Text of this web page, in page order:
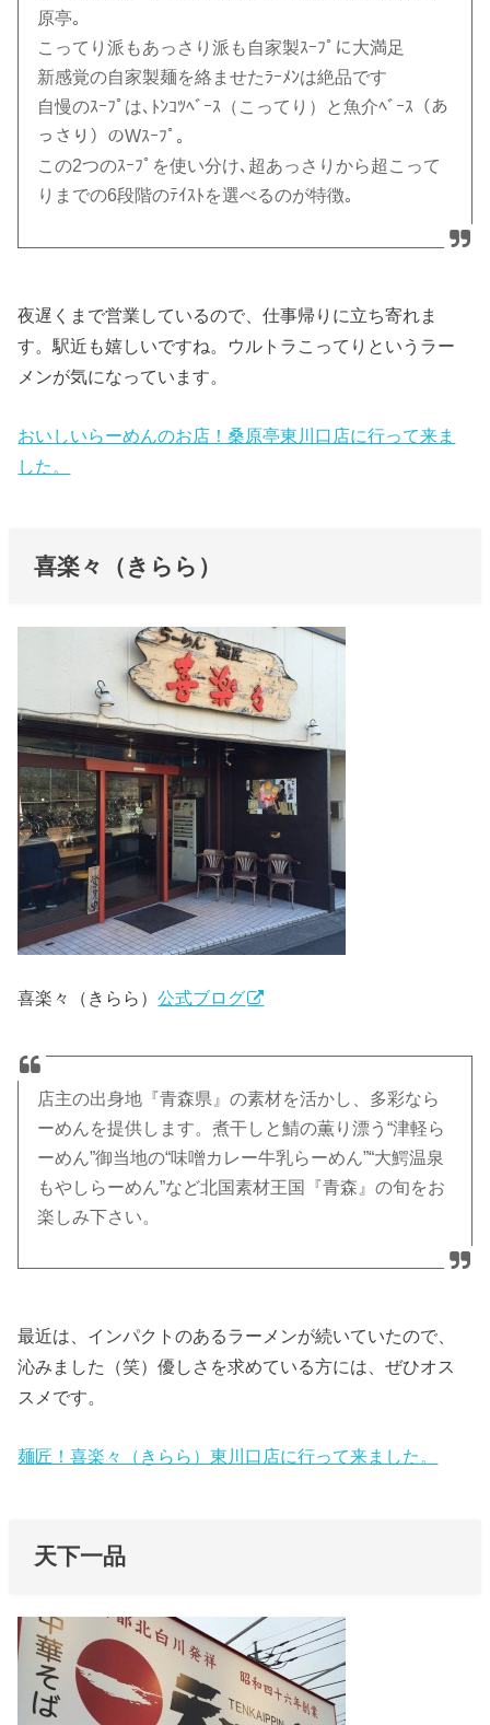
原亭｡
こってり派もあっさり派も自家製ｽｰﾌﾟに大満足
新感覚の自家製麺を絡ませたﾗｰﾒﾝは絶品です
自慢のｽｰﾌﾟは､ﾄﾝｺﾂﾍﾞｰｽ（こってり）と魚介ﾍﾞｰｽ（あ
っさり）のWｽｰﾌﾟ｡
この2つのｽｰﾌﾟを使い分け､超あっさりから超こって
りまでの6段階のﾃｲｽﾄを選べるのが特徴｡
夜遅くまで営業しているので、仕事帰りに立ち寄れま
す。駅近も嬉しいですね。ウルトラこってりというラー
メンが気になっています。
おいしいらーめんのお店！桑原亭東川口店に行って来ま
した。
喜楽々（きらら）
喜楽々（きらら）公式ブログ
店主の出身地『青森県』の素材を活かし、多彩なら
ーめんを提供します。煮干しと鯖の薫り漂う“津軽ら
ーめん”御当地の“味噌カレー牛乳らーめん”“大鰐温泉
もやしらーめん”など北国素材王国『青森』の旬をお
楽しみ下さい。
最近は、インパクトのあるラーメンが続いていたので、
沁みました（笑）優しさを求めている方には、ぜひオス
スメです。
麺匠！喜楽々（きらら）東川口店に行って来ました。
天下一品